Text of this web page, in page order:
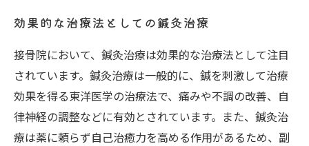
効果的な治療法としての鍼灸治療
接骨院において、鍼灸治療は効果的な治療法として注目
されています。鍼灸治療は一般的に、鍼を刺激して治療
効果を得る東洋医学の治療法で、痛みや不調の改善、自
律神経の調整などに有効とされています。また、鍼灸治
療は薬に頼らず自己治癒力を高める作用があるため、副